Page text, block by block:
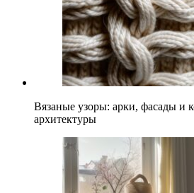
Вязаные узоры: арки, фасады и
архитектуры